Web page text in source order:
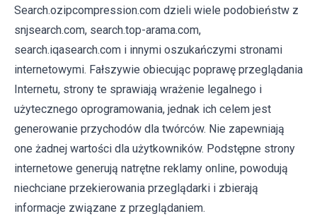
Search.ozipcompression.com dzieli wiele podobieństw z
snjsearch.com, search.top-arama.com,
search.iqasearch.com i innymi oszukańczymi stronami
internetowymi. Fałszywie obiecując poprawę przeglądania
Internetu, strony te sprawiają wrażenie legalnego i
użytecznego oprogramowania, jednak ich celem jest
generowanie przychodów dla twórców. Nie zapewniają
one żadnej wartości dla użytkowników. Podstępne strony
internetowe generują natrętne reklamy online, powodują
niechciane przekierowania przeglądarki i zbierają
informacje związane z przeglądaniem.